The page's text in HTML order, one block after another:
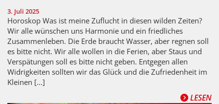
3. Juli 2025
Horoskop Was ist meine Zuflucht in diesen wilden Zeiten?
Wir alle wünschen uns Harmonie und ein friedliches
Zusammenleben. Die Erde braucht Wasser, aber regnen soll
es bitte nicht. Wir alle wollen in die Ferien, aber Staus und
Verspätungen soll es bitte nicht geben. Entgegen allen
Widrigkeiten sollten wir das Glück und die Zufriedenheit im
Kleinen […]
LESEN